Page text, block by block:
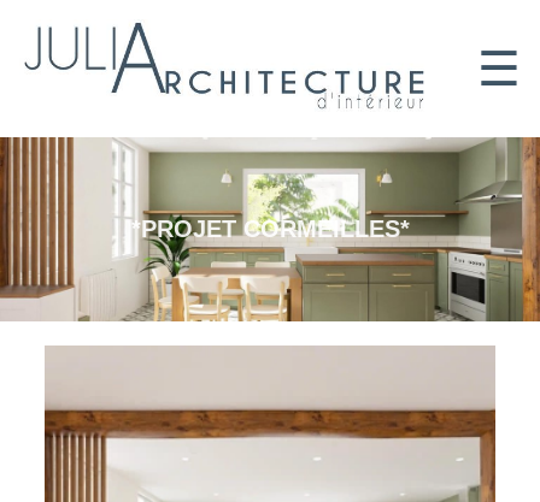
☰
*PROJET CORMEILLES*